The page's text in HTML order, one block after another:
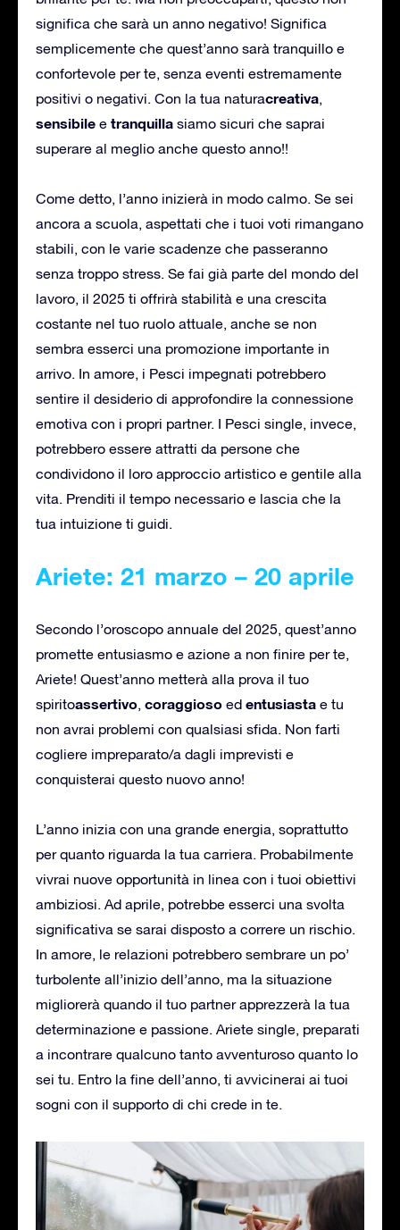
significa che sarà un anno negativo! Significa
semplicemente che quest’anno sarà tranquillo e
confortevole per te, senza eventi estremamente
positivi o negativi. Con la tua naturacreativa,
sensibile e tranquilla siamo sicuri che saprai
superare al meglio anche questo anno!!
Come detto, l’anno inizierà in modo calmo. Se sei
ancora a scuola, aspettati che i tuoi voti rimangano
stabili, con le varie scadenze che passeranno
senza troppo stress. Se fai già parte del mondo del
lavoro, il 2025 ti offrirà stabilità e una crescita
costante nel tuo ruolo attuale, anche se non
sembra esserci una promozione importante in
arrivo. In amore, i Pesci impegnati potrebbero
sentire il desiderio di approfondire la connessione
emotiva con i propri partner. I Pesci single, invece,
potrebbero essere attratti da persone che
condividono il loro approccio artistico e gentile alla
vita. Prenditi il tempo necessario e lascia che la
tua intuizione ti guidi.
Ariete: 21 marzo – 20 aprile
Secondo l’oroscopo annuale del 2025, quest’anno
promette entusiasmo e azione a non finire per te,
Ariete! Quest’anno metterà alla prova il tuo
spiritoassertivo, coraggioso ed entusiasta e tu
non avrai problemi con qualsiasi sfida. Non farti
cogliere impreparato/a dagli imprevisti e
conquisterai questo nuovo anno!
L’anno inizia con una grande energia, soprattutto
per quanto riguarda la tua carriera. Probabilmente
vivrai nuove opportunità in linea con i tuoi obiettivi
ambiziosi. Ad aprile, potrebbe esserci una svolta
significativa se sarai disposto a correre un rischio.
In amore, le relazioni potrebbero sembrare un po’
turbolente all’inizio dell’anno, ma la situazione
migliorerà quando il tuo partner apprezzerà la tua
determinazione e passione. Ariete single, preparati
a incontrare qualcuno tanto avventuroso quanto lo
sei tu. Entro la fine dell’anno, ti avvicinerai ai tuoi
sogni con il supporto di chi crede in te.